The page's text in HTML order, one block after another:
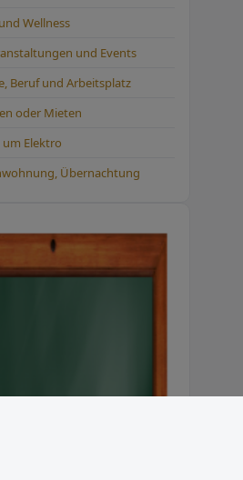
Wellness
und Events
Beruf und Arbeitsplatz
oder Mieten
Elektro
Übernachtung